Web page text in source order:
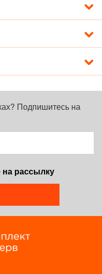
Подпишитесь на
рассылку